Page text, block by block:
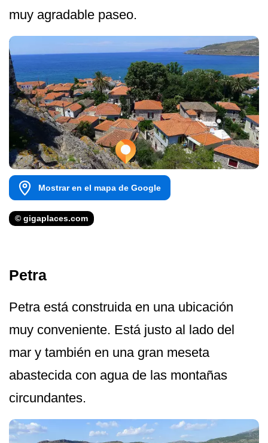
muy agradable paseo.
Mostrar en el mapa de Google
© gigaplaces.com
Petra
Petra está construida en una ubicación
muy conveniente. Está justo al lado del
mar y también en una gran meseta
abastecida con agua de las montañas
circundantes.